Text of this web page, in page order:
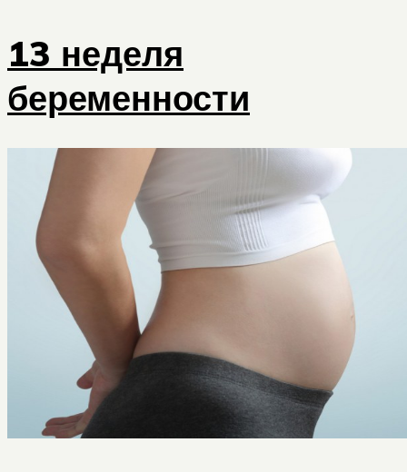
13 неделя
беременности